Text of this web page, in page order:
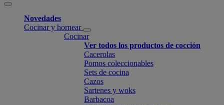
Novedades
Cocinar y hornear
Cocinar
Ver todos los productos de cocción
Cacerolas
Pomos coleccionables
Sets de cocina
Cazos
Sartenes y woks
Barbacoa